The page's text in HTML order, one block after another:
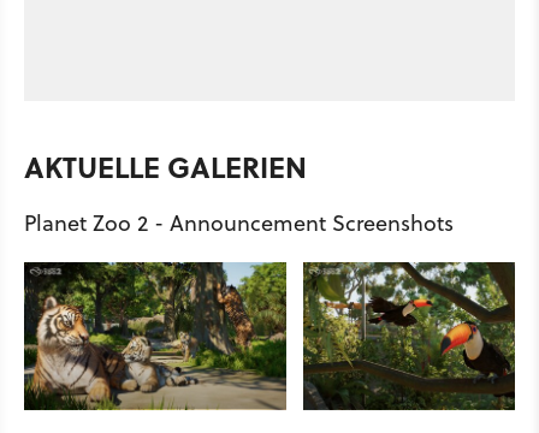
AKTUELLE GALERIEN
Planet Zoo 2 - Announcement Screenshots